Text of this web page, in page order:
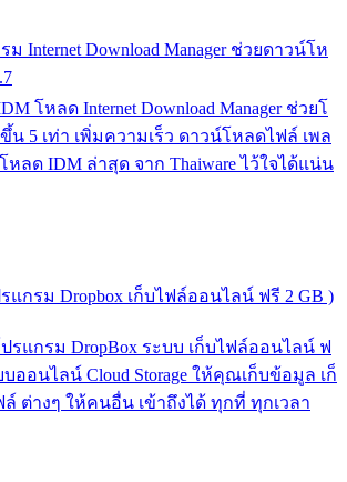
Internet Download Manager ช่วยดาวน์โห
โหลด Internet Download Manager ช่วยโ
น 5 เท่า เพิ่มความเร็ว ดาวน์โหลดไฟล์ เพล
หลด IDM ล่าสุด จาก Thaiware ไว้ใจได้แน่น
แกรม Dropbox เก็บไฟล์ออนไลน์ ฟรี 2 GB )
รแกรม DropBox ระบบ เก็บไฟล์ออนไลน์ ฟ
ออนไลน์ Cloud Storage ให้คุณเก็บข้อมูล เก็
ต่างๆ ให้คนอื่น เข้าถึงได้ ทุกที่ ทุกเวลา